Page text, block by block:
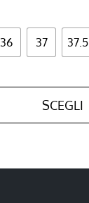
36 37 37.5
SCEGLI